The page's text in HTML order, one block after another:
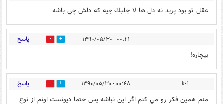
عقل تو بود پريد نه دل ها لا جلبك چيه كه دلش چي باشه
۰۰:۴۱ - ۱۳۹۰/۰۵/۳۰ 0 پاسخ
بيچاره!
k-1 ۰۰:۴۸ - ۱۳۹۰/۰۵/۳۰ 0 پاسخ
منم همين فكر رو مي كنم اگر اين نباشه پس حتما ديونست اونم از نوع